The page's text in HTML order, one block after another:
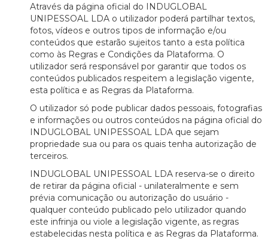
Através da página oficial do INDUGLOBAL
UNIPESSOAL LDA o utilizador poderá partilhar textos,
fotos, vídeos e outros tipos de informação e/ou
conteúdos que estarão sujeitos tanto a esta política
como às Regras e Condições da Plataforma. O
utilizador será responsável por garantir que todos os
conteúdos publicados respeitem a legislação vigente,
esta política e as Regras da Plataforma.
O utilizador só pode publicar dados pessoais, fotografias
e informações ou outros conteúdos na página oficial do
INDUGLOBAL UNIPESSOAL LDA que sejam
propriedade sua ou para os quais tenha autorização de
terceiros.
INDUGLOBAL UNIPESSOAL LDA reserva-se o direito
de retirar da página oficial - unilateralmente e sem
prévia comunicação ou autorização do usuário -
qualquer conteúdo publicado pelo utilizador quando
este infrinja ou viole a legislação vigente, as regras
estabelecidas nesta política e as Regras da Plataforma.